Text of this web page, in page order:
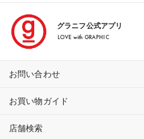
グラニフ公式アプリ
LOVE with GRAPHIC
お問い合わせ
お買い物ガイド
店舗検索